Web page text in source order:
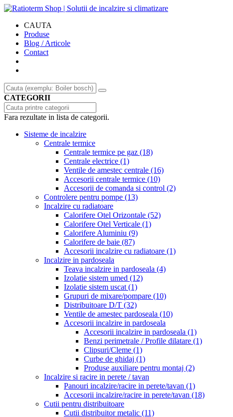
CAUTA
Produse
Blog / Articole
Contact
CATEGORII
Fara rezultate in lista de categorii.
Sisteme de incalzire
Centrale termice
Centrale termice pe gaz (18)
Centrale electrice (1)
Ventile de amestec centrale (16)
Accesorii centrale termice (10)
Accesorii de comanda si control (2)
Controlere pentru pompe (13)
Incalzire cu radiatoare
Calorifere Otel Orizontale (52)
Calorifere Otel Verticale (1)
Calorifere Aluminiu (9)
Calorifere de baie (87)
Accesorii incalzire cu radiatoare (1)
Incalzire in pardoseala
Teava incalzire in pardoseala (4)
Izolatie sistem umed (12)
Izolatie sistem uscat (1)
Grupuri de mixare/pompare (10)
Distribuitoare D/T (32)
Ventile de amestec pardoseala (10)
Accesorii incalzire in pardoseala
Accesorii incalzire in pardoseala (1)
Benzi perimetrale / Profile dilatare (1)
Clipsuri/Cleme (1)
Curbe de ghidaj (1)
Produse auxiliare pentru montaj (2)
Incalzire si racire in perete / tavan
Panouri incalzire/racire in perete/tavan (1)
Accesorii incalzire/racire in perete/tavan (18)
Cutii pentru distribuitoare
Cutii distribuitor metalic (11)